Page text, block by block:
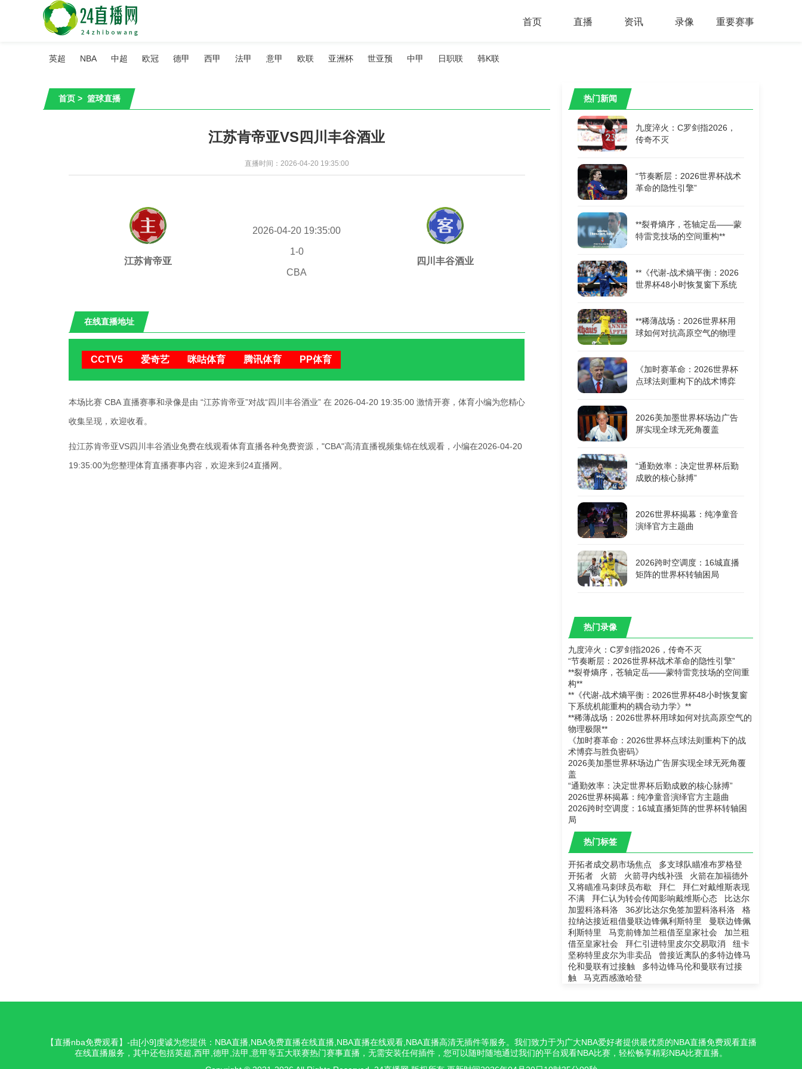
首页 直播 资讯 录像 重要赛事
英超 NBA 中超 欧冠 德甲 西甲 法甲 意甲 欧联 亚洲杯 世亚预 中甲 日职联 韩K联
首页 > 篮球直播
江苏肯帝亚VS四川丰谷酒业
直播时间：2026-04-20 19:35:00
江苏肯帝亚
2026-04-20 19:35:00
1-0
CBA
四川丰谷酒业
在线直播地址
CCTV5 爱奇艺 咪咕体育 腾讯体育 PP体育
本场比赛 CBA 直播赛事和录像是由 “江苏肯帝亚”对战“四川丰谷酒业” 在 2026-04-20 19:35:00 激情开赛，体育小编为您精心
收集呈现，欢迎收看。
拉江苏肯帝亚VS四川丰谷酒业免费在线观看体育直播各种免费资源，"CBA"高清直播视频集锦在线观看，小编在2026-04-20
19:35:00为您整理体育直播赛事内容，欢迎来到24直播网。
热门新闻
九度淬火：C罗剑指2026，
传奇不灭
“节奏断层：2026世界杯战术
革命的隐性引擎”
**裂脊熵序，苍轴定岳——蒙
特雷竞技场的空间重构**
**《代谢-战术熵平衡：2026
世界杯48小时恢复窗下系统
**稀薄战场：2026世界杯用
球如何对抗高原空气的物理
《加时赛革命：2026世界杯
点球法则重构下的战术博弈
2026美加墨世界杯场边广告
屏实现全球无死角覆盖
“通勤效率：决定世界杯后勤
成败的核心脉搏”
2026世界杯揭幕：纯净童音
演绎官方主题曲
2026跨时空调度：16城直播
矩阵的世界杯转轴困局
热门录像
九度淬火：C罗剑指2026，传奇不灭
“节奏断层：2026世界杯战术革命的隐性引擎”
**裂脊熵序，苍轴定岳——蒙特雷竞技场的空间重
构**
**《代谢-战术熵平衡：2026世界杯48小时恢复窗
下系统机能重构的耦合动力学》**
**稀薄战场：2026世界杯用球如何对抗高原空气的
物理极限**
《加时赛革命：2026世界杯点球法则重构下的战
术博弈与胜负密码》
2026美加墨世界杯场边广告屏实现全球无死角覆
盖
“通勤效率：决定世界杯后勤成败的核心脉搏”
2026世界杯揭幕：纯净童音演绎官方主题曲
2026跨时空调度：16城直播矩阵的世界杯转轴困
局
热门标签
开拓者成交易市场焦点
多支球队瞄准布罗格登
开拓者
火箭 火箭寻内线补强
火箭在加福德外
又将瞄准马刺球员布歇
拜仁
拜仁对戴维斯表现
不满
拜仁认为转会传闻影响戴维斯心态
比达尔
加盟科洛科洛
36岁比达尔免签加盟科洛科洛
格
拉纳达接近租借曼联边锋佩利斯特里
曼联边锋佩
利斯特里
马竞前锋加兰租借至皇家社会
加兰租
借至皇家社会
拜仁引进特里皮尔交易取消
纽卡
坚称特里皮尔为非卖品
曾接近离队的多特边锋马
伦和曼联有过接触
多特边锋马伦和曼联有过接
触
马克西感激哈登
【直播nba免费观看】-由[小9]虔诚为您提供：NBA直播,NBA免费直播在线直播,NBA直播在线观看,NBA直播高清无插件等服务。我们致力于为广大NBA爱好者提供最优质的NBA直播免费观看直播
在线直播服务，其中还包括英超,西甲,德甲,法甲,意甲等五大联赛热门赛事直播，无需安装任何插件，您可以随时随地通过我们的平台观看NBA比赛，轻松畅享精彩NBA比赛直播。